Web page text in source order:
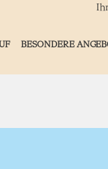
BESONDERE